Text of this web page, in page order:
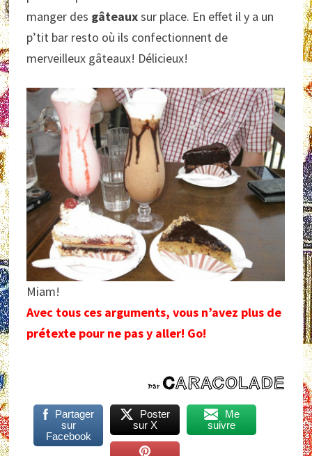
manger des gâteauxsur place. En effet il y a un
p’tit bar resto où ils confectionnent de
merveilleux gâteaux! Délicieux!
Miam!
Avec tous ces arguments, vous n’avez plus de
prétexte pour ne pas y aller! Go!
Partager
sur
Facebook
Poster
sur X
Me
suivre